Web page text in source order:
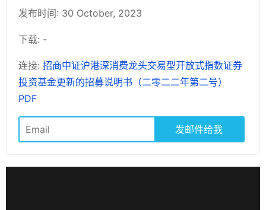
发布时间: 30 October, 2023
下载: -
连接: 招商中证沪港深消费龙头交易型开放式指数证券
投资基金更新的招募说明书（二零二二年第二号）
PDF
发邮件给我